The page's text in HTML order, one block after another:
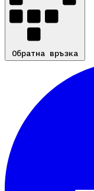
Обратна връзка
Обратна връзка